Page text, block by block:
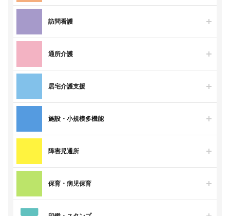
訪問看護
通所介護
居宅介護支援
施設・小規模多機能
障害児通所
保育・病児保育